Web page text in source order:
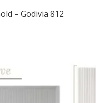
– Godivia 812